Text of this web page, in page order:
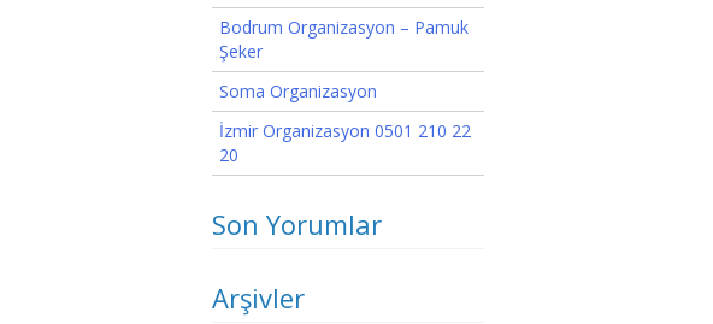
Bodrum Organizasyon – Pamuk
Şeker
Soma Organizasyon
İzmir Organizasyon 0501 210 22
20
Son Yorumlar
Arşivler